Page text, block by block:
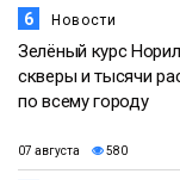
6 Новости
Зелёный курс
скверы и тысячи
по всему городу
07 августа 580